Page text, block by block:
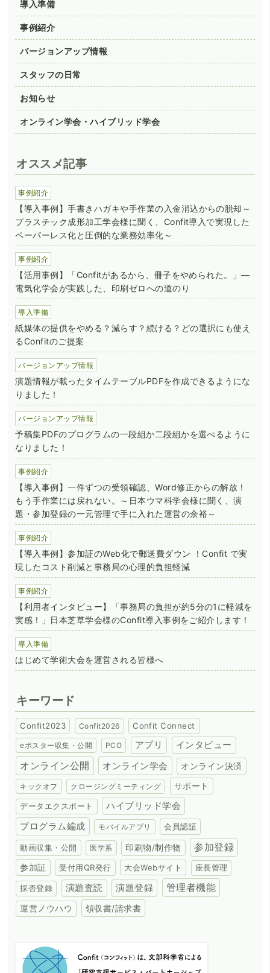
導入準備
事例紹介
バージョンアップ情報
スタッフの日常
お知らせ
オンライン学会・ハイブリッド学会
オススメ記事
事例紹介
【導入事例】手書きハガキや手作業の入金消込からの脱却～
プラスチック成形加工学会様に聞く、Confit導入で実現した
ペーパーレス化と圧倒的な業務効率化～
事例紹介
【活用事例】「Confitがあるから、冊子をやめられた。」―
電気化学会が実践した、印刷ゼロへの道のり
導入準備
紙媒体の提供をやめる？減らす？続ける？どの選択にも使え
るConfitのご提案
バージョンアップ情報
演題情報が載ったタイムテーブルPDFを作成できるようにな
りました！
バージョンアップ情報
予稿集PDFのプログラムの一段組か二段組かを選べるように
なりました！
事例紹介
【導入事例】一件ずつの受領確認、Word修正からの解放！
もう手作業には戻れない。～日本ウマ科学会様に聞く、演
題・参加登録の一元管理で手に入れた運営の余裕～
事例紹介
【導入事例】参加証のWeb化で郵送費ダウン ！Confit で実
現したコスト削減と事務局の心理的負担軽減
事例紹介
【利用者インタビュー】「事務局の負担が約5分の1に軽減を
実感！」日本芝草学会様のConfit導入事例をご紹介します！
導入準備
はじめて学術大会を運営される皆様へ
キーワード
Confit2023 Confit2026 Confit Connect
eポスター収集・公開 PCO アプリ インタビュー
オンライン公開 オンライン学会 オンライン決済
キックオフ クロージングミーティング サポート
データエクスポート
ハイブリッド学会
プログラム編成
モバイルアプリ 会員認証
動画収集・公開 医学系 印刷物/制作物 参加登録
参加証 受付用QR発行 大会Webサイト 座長管理
採否登録 演題査読 演題登録 管理者機能
運営ノウハウ 領収書/請求書